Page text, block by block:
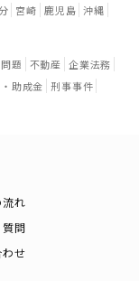
宮崎 鹿児島 沖縄
題 不動産 企業法務
助成金 刑事事件
流れ
問
せ